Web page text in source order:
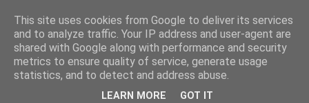
This site uses cookies from Google to deliver its services
and to analyze traffic. Your IP address and user-agent are
shared with Google along with performance and security
metrics to ensure quality of service, generate usage
statistics, and to detect and address abuse.
LEARN MORE GOT IT